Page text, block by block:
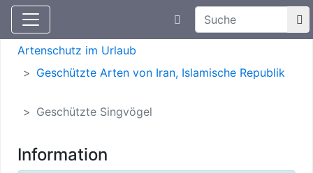
Aktuelle Meldungen
Suchtexteingabe
Artenschutz
Artenschutz im Urlaub
Geschützte Arten von Iran, Islamische Republik
Geschützte Singvögel
Information